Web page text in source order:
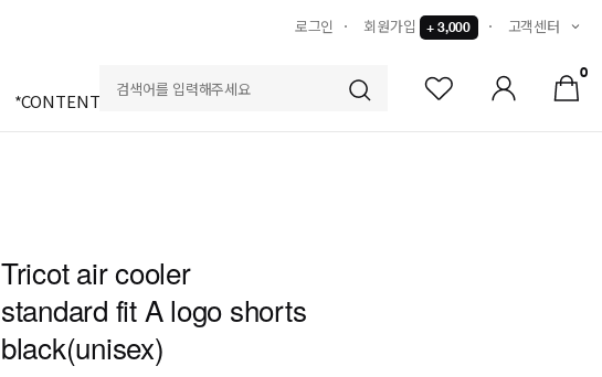
로그인 회원가입 + 3,000 고객센터
*CONTENTS
0
Tricot air cooler
standard fit A logo shorts
black(unisex)